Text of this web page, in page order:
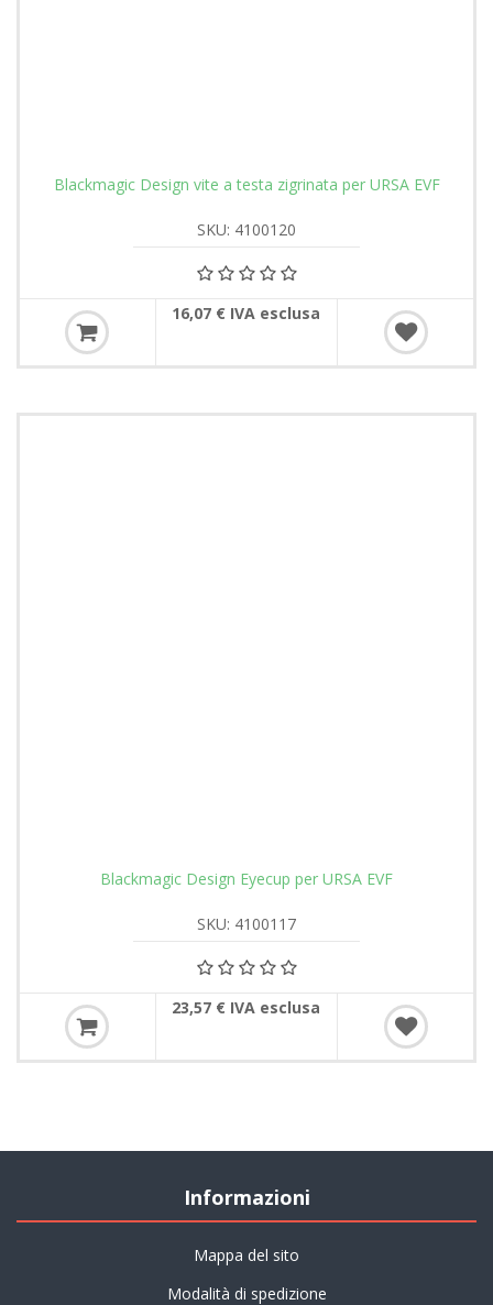
Blackmagic Design vite a testa zigrinata per URSA EVF
SKU: 4100120
16,07 € IVA esclusa
Blackmagic Design Eyecup per URSA EVF
SKU: 4100117
23,57 € IVA esclusa
Informazioni
Mappa del sito
Modalità di spedizione